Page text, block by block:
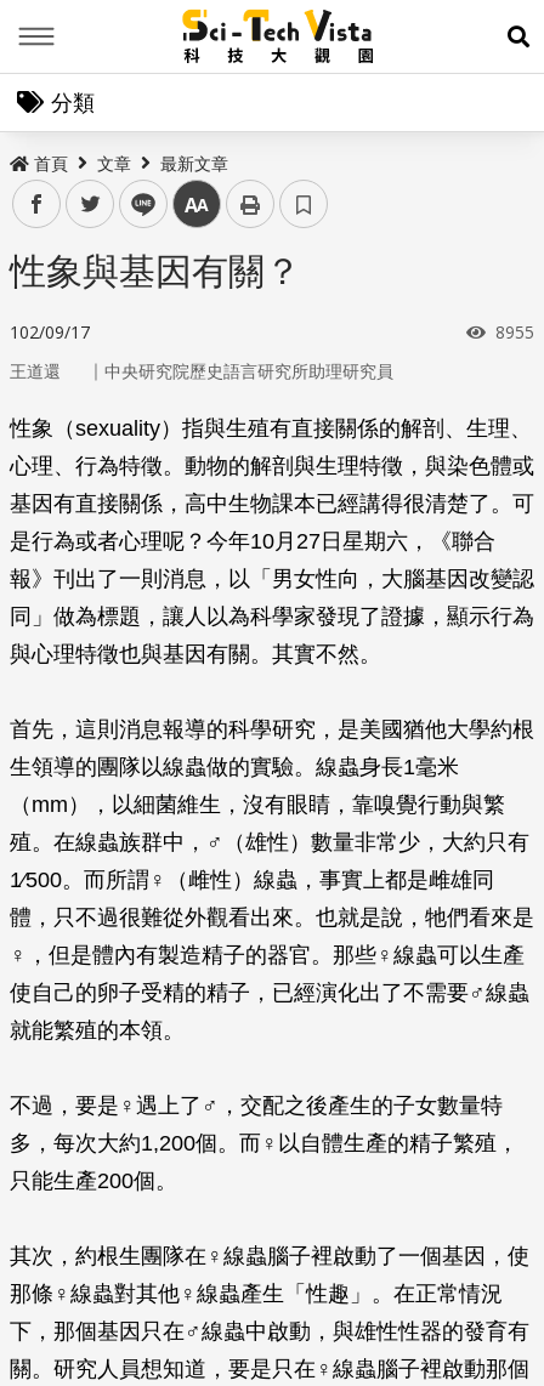
展
分類
首頁 文章 最新文章
facebooktwitter line 中
性象與基因有關？
102/09/17 瀏覽
8955
王道還 ｜ 中央研究院歷史語言研究所助理研究員
性象（sexuality）指與生殖有直接關係的解剖、生理、
心理、行為特徵。動物的解剖與生理特徵，與染色體或
基因有直接關係，高中生物課本已經講得很清楚了。可
是行為或者心理呢？今年10月27日星期六，《聯合
報》刊出了一則消息，以「男女性向，大腦基因改變認
同」做為標題，讓人以為科學家發現了證據，顯示行為
與心理特徵也與基因有關。其實不然。
首先，這則消息報導的科學研究，是美國猶他大學約根
生領導的團隊以線蟲做的實驗。線蟲身長1毫米
（mm），以細菌維生，沒有眼睛，靠嗅覺行動與繁
殖。在線蟲族群中，♂（雄性）數量非常少，大約只有
1∕500。而所謂♀（雌性）線蟲，事實上都是雌雄同
體，只不過很難從外觀看出來。也就是說，牠們看來是
♀，但是體內有製造精子的器官。那些♀線蟲可以生產
使自己的卵子受精的精子，已經演化出了不需要♂線蟲
就能繁殖的本領。
不過，要是♀遇上了♂，交配之後產生的子女數量特
多，每次大約1,200個。而♀以自體生產的精子繁殖，
只能生產200個。
其次，約根生團隊在♀線蟲腦子裡啟動了一個基因，使
那條♀線蟲對其他♀線蟲產生「性趣」。在正常情況
下，那個基因只在♂線蟲中啟動，與雄性性器的發育有
關。研究人員想知道，要是只在♀線蟲腦子裡啟動那個